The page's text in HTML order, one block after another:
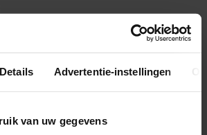
Details Advertentie-instellingen
van uw gegevens
TERUG:
ZETTEN
OP ZIJN KOP